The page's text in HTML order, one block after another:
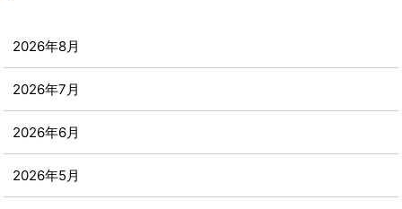
2026年8月
2026年7月
2026年6月
2026年5月